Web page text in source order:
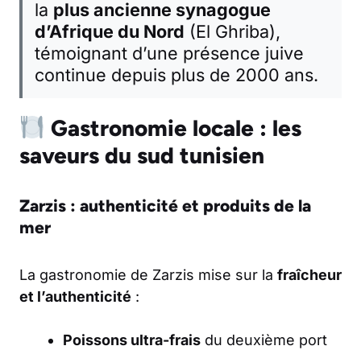
la plus ancienne synagogue
d’Afrique du Nord (El Ghriba),
témoignant d’une présence juive
continue depuis plus de 2000 ans.
Gastronomie locale : les
saveurs du sud tunisien
Zarzis : authenticité et produits de la
mer
La gastronomie de Zarzis mise sur la fraîcheur
et l’authenticité :
Poissons ultra-frais du deuxième port